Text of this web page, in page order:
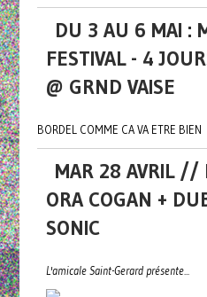
DU 3 AU 6 MAI :
FESTIVAL - 4
@ GRND VAISE
BORDEL COMME CA VA ETRE BIEN
MAR 28 AVRIL //
ORA COGAN +
SONIC
L'amicale Saint-Gerard présente...